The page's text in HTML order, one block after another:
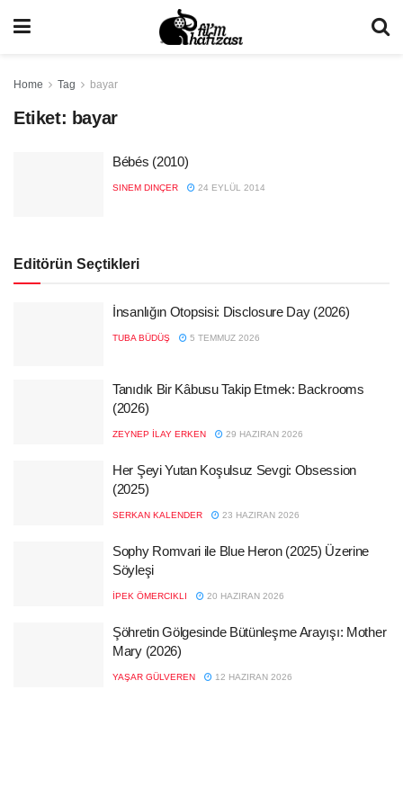
Home Tag bayar
Etiket: bayar
Bébés (2010)
SINEM DINÇER 24 EYLÜL 2014
Editörün Seçtikleri
İnsanlığın Otopsisi: Disclosure Day (2026)
TUBA BÜDÜŞ 5 TEMMUZ 2026
Tanıdık Bir Kâbusu Takip Etmek: Backrooms
(2026)
ZEYNEP İLAY ERKEN 29 HAZIRAN 2026
Her Şeyi Yutan Koşulsuz Sevgi: Obsession
(2025)
SERKAN KALENDER 23 HAZIRAN 2026
Sophy Romvari ile Blue Heron (2025) Üzerine
Söyleşi
İPEK ÖMERCIKLI 20 HAZIRAN 2026
Şöhretin Gölgesinde Bütünleşme Arayışı: Mother
Mary (2026)
YAŞAR GÜLVEREN 12 HAZIRAN 2026